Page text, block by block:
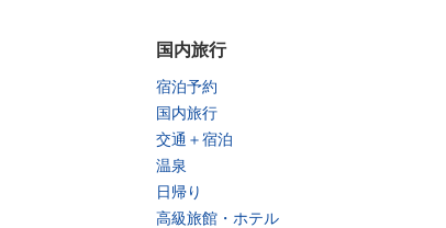
国内旅行
宿泊予約
国内旅行
交通＋宿泊
温泉
日帰り
高級旅館・ホテル